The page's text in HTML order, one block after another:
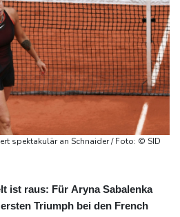
French Open: Sabalenka scheitert spektakulär an Schnaider / Foto: © SID
ist raus: Für Aryna Sabalenka
Triumph bei den French